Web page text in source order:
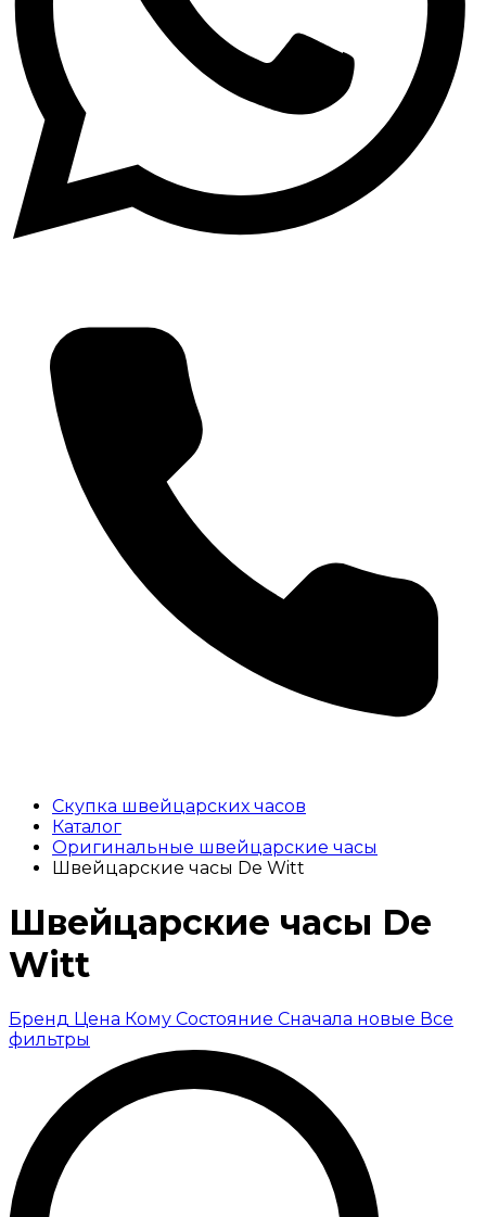
Скупка швейцарских часов
Каталог
Оригинальные швейцарские часы
Швейцарские часы De Witt
Швейцарские часы De
Witt
Бренд Цена Кому Состояние Сначала новые Все
фильтры